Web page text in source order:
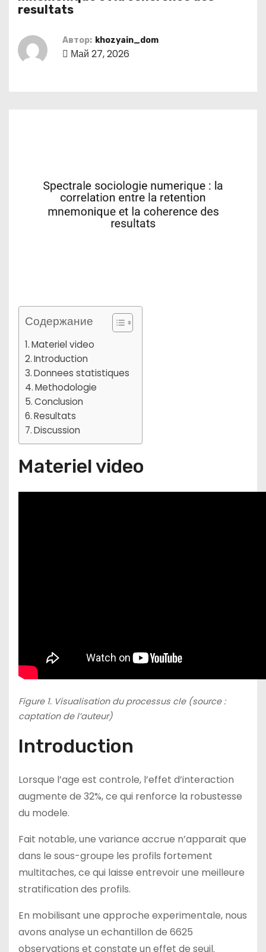
resultats
Автор: khozyain_dom
Май 27, 2026
Содержание
Materiel video
Introduction
Donnees statistiques
Methodologie
Conclusion
Resultats
Discussion
Materiel video
Figure 1. Visualisation du processus cle (source :
captation de l’auteur)
Introduction
Lorsque l’age est controle, l’effet d’interaction
augmente de 32%, ce qui renforce la robustesse
du modele.
Fait notable, une variance accrue n’apparait que
dans le sous-groupe les profils fortement
multitaches, ce qui laisse entrevoir une meilleure
stratification des profils.
En mobilisant une approche experimentale, nous
avons analyse un echantillon de 6625
observations et constate un effet de seuil.